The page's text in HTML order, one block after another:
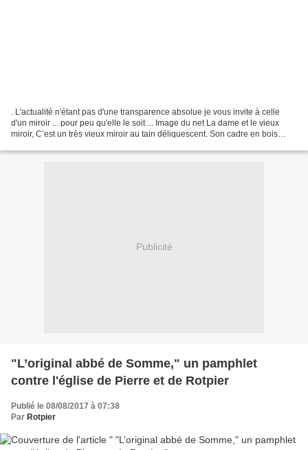
. L'actualité n'étant pas d'une transparence absolue je vous invite à celle
d'un miroir ... pour peu qu'elle le soit ... Image du net La dame et le vieux
miroir, C’est un très vieux miroir au tain déliquescent. Son cadre en bois
Publicité
"L’original abbé de Somme," un pamphlet
contre l'église de Pierre et de Rotpier
Publié le 08/08/2017 à 07:38
Par Rotpier